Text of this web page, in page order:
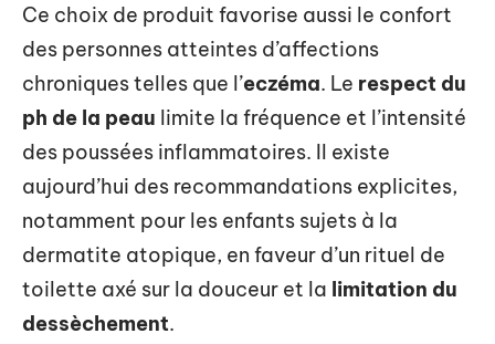
Ce choix de produit favorise aussi le confort
des personnes atteintes d’affections
chroniques telles que l’eczéma. Le respect du
ph de la peau limite la fréquence et l’intensité
des poussées inflammatoires. Il existe
aujourd’hui des recommandations explicites,
notamment pour les enfants sujets à la
dermatite atopique, en faveur d’un rituel de
toilette axé sur la douceur et la limitation du
dessèchement.